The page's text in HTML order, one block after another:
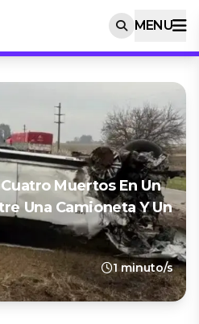
MENU
Muertos En Un
Una Camioneta Y Un
1 minuto/s